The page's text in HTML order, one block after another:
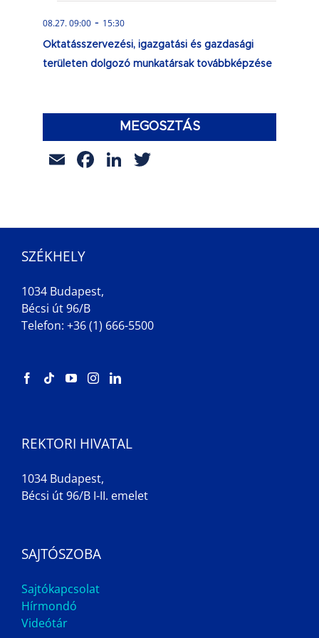
08.27. 09:00 - 15:30
Oktatásszervezési, igazgatási és gazdasági
területen dolgozó munkatársak továbbképzése
MEGOSZTÁS
EmailFacebook
LinkedIn
SZÉKHELY
1034 Budapest,
Bécsi út 96/B
Telefon: +36 (1) 666-5500
REKTORI HIVATAL
1034 Budapest,
Bécsi út 96/B I-II. emelet
SAJTÓSZOBA
Sajtókapcsolat
Hírmondó
Videótár